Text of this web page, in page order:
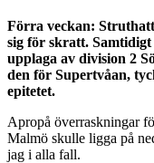
Förra veckan:
sig för skratt.
upplaga av division 2
den för Supertvåan,
epitetet.
Apropå överraskningar
Malmö skulle ligga på
jag i alla fall.